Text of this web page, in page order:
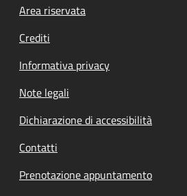
Footer menu
Area riservata
Crediti
Informativa privacy
Note legali
Dichiarazione di accessibilità
Contatti
Prenotazione appuntamento